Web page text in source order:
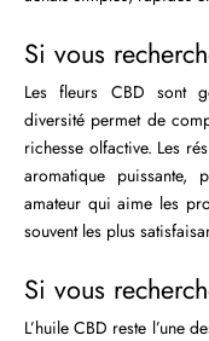
Si vous
Les fleurs CBD sont
diversité permet de
richesse olfactive. Les
aromatique puissante,
amateur qui aime les
souvent les plus
Si vous
L’huile CBD reste l’une